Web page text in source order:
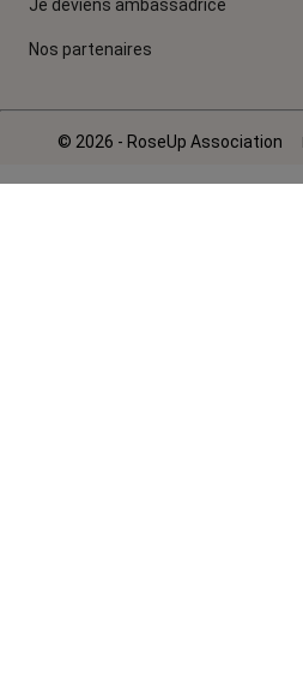
Je deviens ambassadrice
Nos partenaires
© 2026 - RoseUp Association